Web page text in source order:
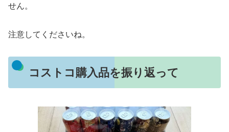
せん。
注意してくださいね。
コストコ購入品を振り返って